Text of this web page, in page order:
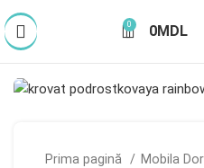
0 0MDL
Prima pagină Mobila